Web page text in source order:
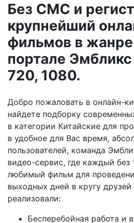
Без СМС и
крупнейший
фильмов в
портале
720, 1080.
Добро пожаловать в онлайн-
найдете подборку
в категории Китайские для
в удобное для Вас время,
пользователей, команда
видео-сервис, где каждый без
любимый фильм для
выходных дней в кругу
реализовали:
Бесперебойная работа и